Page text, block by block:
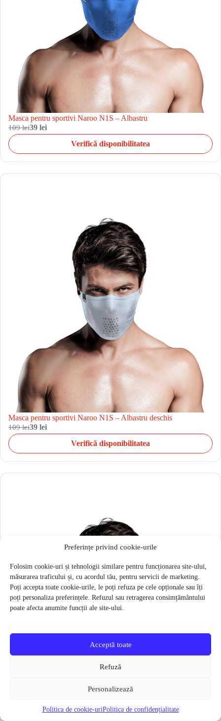
Preferințe privind cookie-urile
Folosim cookie-uri și tehnologii similare pentru funcționarea site-ului,
măsurarea traficului și, cu acordul tău, pentru servicii de marketing.
Poți accepta toate cookie-urile, le poți refuza pe cele opționale sau îți
poți personaliza preferințele. Refuzul sau retragerea consimțământului
poate afecta anumite funcții ale site-ului.
Acceptă toate
Refuză
Personalizează
Politica de cookie-uriPolitica de confidențialitate
Masca pentru sportivi Naroo N1S – Albastru
109 lei39 lei
Verifică disponibilitatea
Masca pentru sportivi Naroo N1S – Albastru deschis
109 lei39 lei
Verifică disponibilitatea